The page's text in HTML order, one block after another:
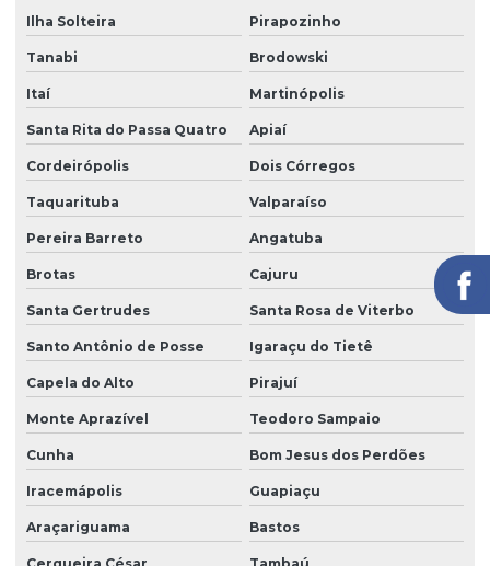
Segurança portaria zeladoria
Serviço de câmeras 24 horas
Serviço de facilities
Serviço de limpeza para empresas
Serviço de limpeza com equipamentos profissionais
Serviço de limpeza terceirizado
Serviço de limpeza terceirizado preço
Serviço de limpeza de vidros
Serviço de limpeza zeladoria
Serviço de portaria virtual
Serviço de portaria e zeladoria
Serviço de terceirização de limpeza
Ilha Solteira Pirapozinho
Tanabi Brodowski
Itaí Martinópolis
Santa Rita do Passa Quatro Apiaí
Cordeirópolis Dois Córregos
Taquarituba Valparaíso
Pereira Barreto Angatuba
Brotas Cajuru
Santa Gertrudes Santa Rosa de Viterbo
Santo Antônio de Posse Igaraçu do Tietê
Capela do Alto Pirajuí
Monte Aprazível Teodoro Sampaio
Cunha Bom Jesus dos Perdões
Iracemápolis Guapiaçu
Araçariguama Bastos